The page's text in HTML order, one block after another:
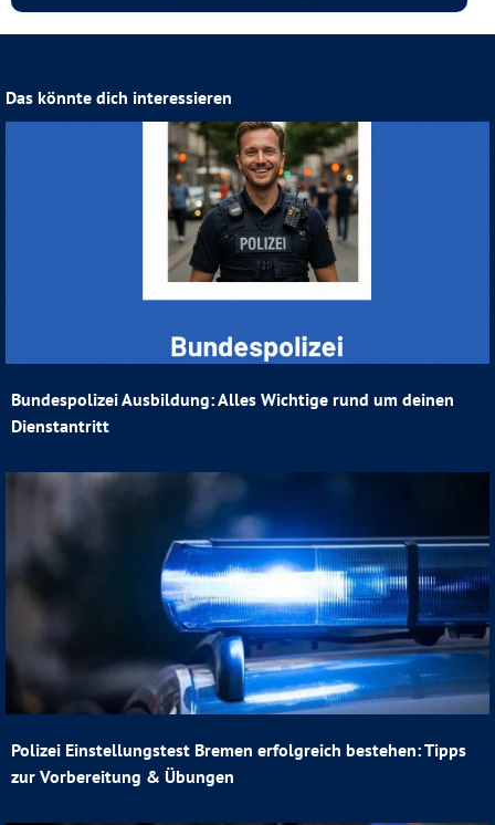
Das könnte dich interessieren
Bundespolizei Ausbildung: Alles Wichtige rund um deinen
Dienstantritt
Polizei Einstellungstest Bremen erfolgreich bestehen: Tipps
zur Vorbereitung & Übungen